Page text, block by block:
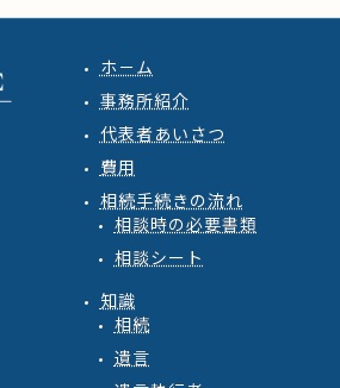
ホ－ム
事務所紹介
代表者あいさつ
費用
相続手続きの流れ
相談時の必要書類
相談シート
知識
相続
遺言